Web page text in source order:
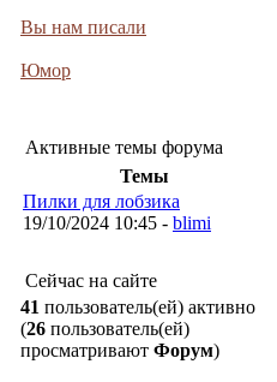
Вы нам писали
Юмор
Активные темы форума
Темы
Пилки для лобзика
19/10/2024 10:45 - blimi
Сейчас на сайте
41 пользователь(ей) активно
(26 пользователь(ей)
просматривают Форум)